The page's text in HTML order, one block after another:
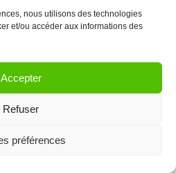
nous utilisons des technologies
et/ou accéder aux informations des
Accepter
Refuser
préférences